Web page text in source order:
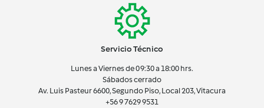
Servicio Técnico
Lunes a Viernes de 09:30 a 18:00 hrs.
Sábados cerrado
Av. Luis Pasteur 6600, Segundo Piso, Local 203, Vitacura
+56 9 7629 9531